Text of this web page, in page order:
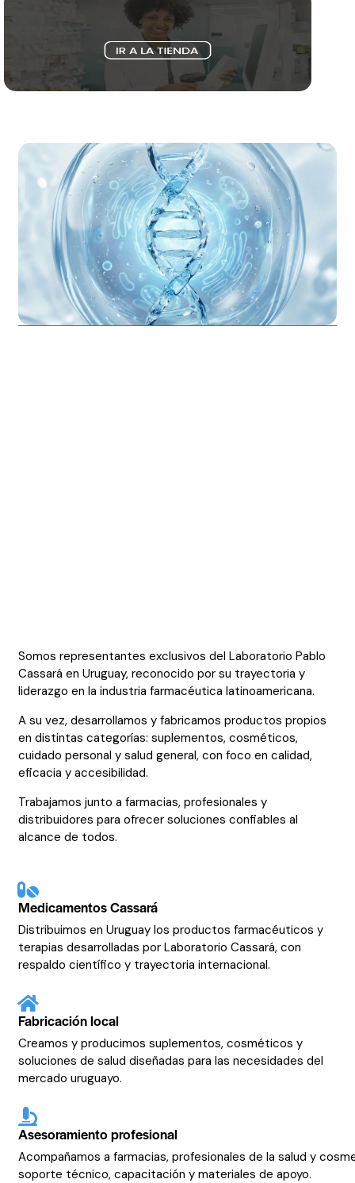
Somos representantes exclusivos del Laboratorio Pablo
Cassará en Uruguay, reconocido por su trayectoria y
liderazgo en la industria farmacéutica latinoamericana.
A su vez, desarrollamos y fabricamos productos propios
en distintas categorías: suplementos, cosméticos,
cuidado personal y salud general, con foco en calidad,
eficacia y accesibilidad.
Trabajamos junto a farmacias, profesionales y
distribuidores para ofrecer soluciones confiables al
alcance de todos.
Medicamentos Cassará
Distribuimos en Uruguay los productos farmacéuticos y
terapias desarrolladas por Laboratorio Cassará, con
respaldo científico y trayectoria internacional.
Fabricación local
Creamos y producimos suplementos, cosméticos y
soluciones de salud diseñadas para las necesidades del
mercado uruguayo.
Asesoramiento profesional
Acompañamos a farmacias, profesionales de la salud y
soporte técnico, capacitación y materiales de apoyo.